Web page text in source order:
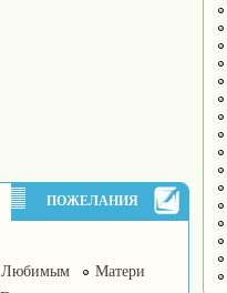
ПОЖЕЛАНИЯ
Любимым
Матери